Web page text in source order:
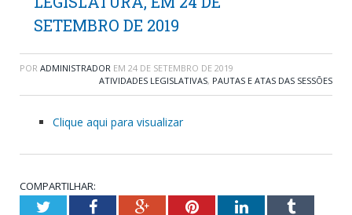
SETEMBRO DE 2019
POR ADMINISTRADOR EM 24 DE SETEMBRO DE 2019
ATIVIDADES LEGISLATIVAS, PAUTAS E ATAS DAS SESSÕES
Clique aqui para visualizar
COMPARTILHAR:
TwitterFacebookGoogle+PinterestLinkedInTumblr